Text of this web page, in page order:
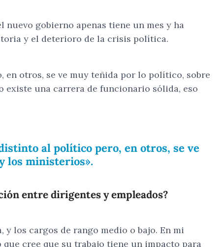
gobierno apenas tiene un mes y ha
y el deterioro de la crisis política.
otros, se ve muy teñida por lo político, sobre
existe una carrera de funcionario sólida, eso
al político pero, en otros, se ve
los ministerios».
entre dirigentes y empleados?
los cargos de rango medio o bajo. En mi
cree que su trabajo tiene un impacto para